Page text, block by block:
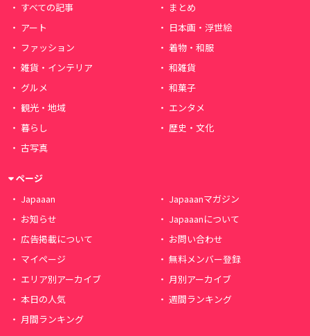
すべての記事
まとめ
アート
日本画・浮世絵
ファッション
着物・和服
雑貨・インテリア
和雑貨
グルメ
和菓子
観光・地域
エンタメ
暮らし
歴史・文化
古写真
ページ
Japaaan
Japaaanマガジン
お知らせ
Japaaanについて
広告掲載について
お問い合わせ
マイページ
無料メンバー登録
エリア別アーカイブ
月別アーカイブ
本日の人気
週間ランキング
月間ランキング